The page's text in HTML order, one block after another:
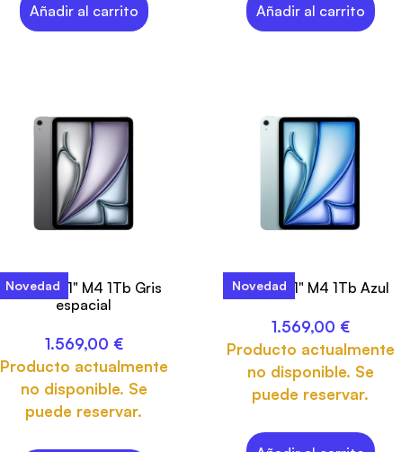
Añadir al carrito Añadir al carrito
Novedad
iPad Air 11" M4 1Tb Gris
espacial
1.569,00 €
Producto actualmente
no disponible. Se
puede reservar.
Novedad
iPad Air 11" M4 1Tb Azul
1.569,00 €
Producto actualmente
no disponible. Se
puede reservar.